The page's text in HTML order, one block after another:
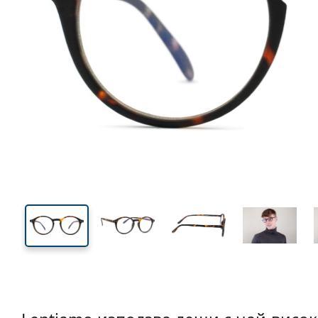
Диаметър на стъклото
42 mm
Височина на стъклото Ширина на стъклото
Ширина
на